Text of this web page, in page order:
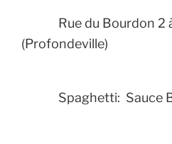
Rue du Bourdon 2 à
(Profondeville)
Spaghetti: Sauce